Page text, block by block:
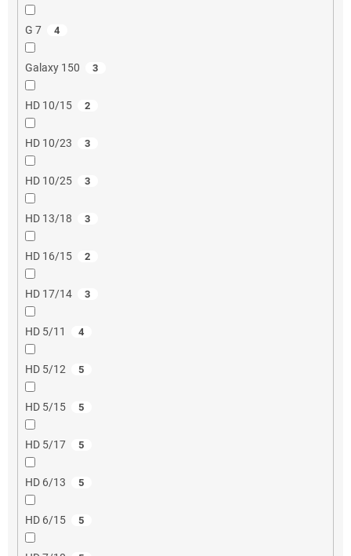
G 7 4
Galaxy 150 3
HD 10/15 2
HD 10/23 3
HD 10/25 3
HD 13/18 3
HD 16/15 2
HD 17/14 3
HD 5/11 4
HD 5/12 5
HD 5/15 5
HD 5/17 5
HD 6/13 5
HD 6/15 5